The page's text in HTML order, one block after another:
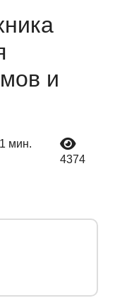
и
мин.
4374